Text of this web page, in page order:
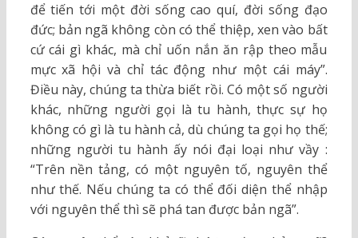
để tiến tới một đời sống cao quí, đời sống đạo
đức; bản ngã không còn có thể thiệp, xen vào bất
cứ cái gì khác, mà chỉ uốn nắn ăn rập theo mẫu
mực xã hội và chỉ tác động như một cái máy”.
Điều này, chúng ta thừa biết rồi. Có một số người
khác, những người gọi là tu hành, thực sự họ
không có gì là tu hành cả, dù chúng ta gọi họ thế;
những người tu hành ấy nói đại loại như vầy :
“Trên nền tảng, có một nguyên tố, nguyên thể
như thế. Nếu chúng ta có thể đối diện thể nhập
với nguyên thể thì sẽ phá tan được bản ngã”.